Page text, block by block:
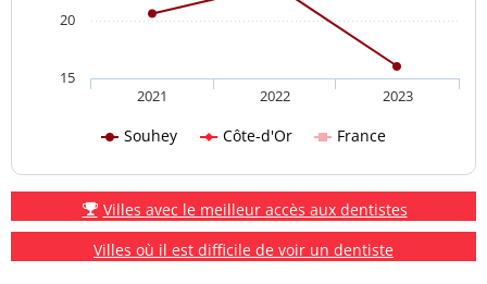
Souhey Côte-d'Or France
2021 2022 2023
15
20
Villes avec le meilleur accès aux dentistes
Villes où il est difficile de voir un dentiste